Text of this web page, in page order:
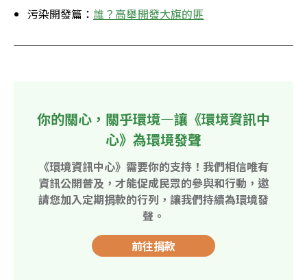
污染開發篇： 誰？高舉開發大旗的匪
你的關心，關乎環境—讓《環境資訊中
心》為環境發聲
《環境資訊中心》需要你的支持！我們相信唯有
資訊公開普及，才能促成民眾的參與和行動，邀
請您加入定期捐款的行列，讓我們持續為環境發
聲。
前往捐款